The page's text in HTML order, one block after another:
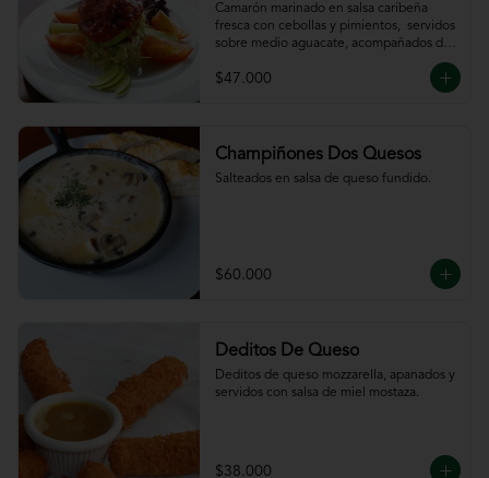
Camarón marinado en salsa caribeña
fresca con cebollas y pimientos,  servidos
sobre medio aguacate, acompañados de
$47.000
Champiñones Dos Quesos
Salteados en salsa de queso fundido.
$60.000
Deditos De Queso
Deditos de queso mozzarella, apanados y
servidos con salsa de miel mostaza.
$38.000